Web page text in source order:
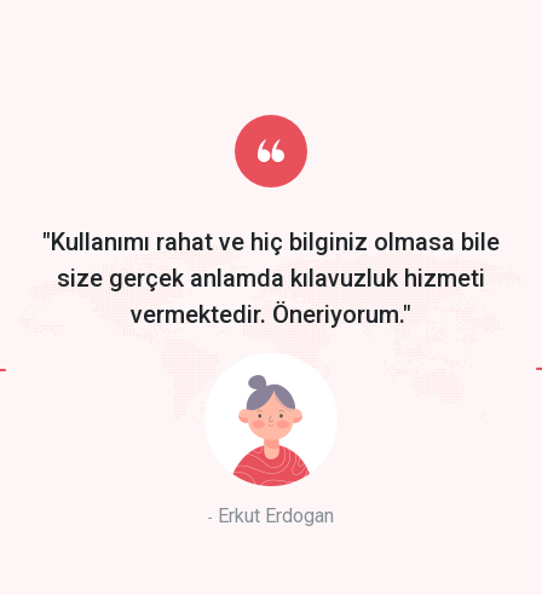
Start by trying our service for 30 days free trial no credit card
required.
"Kullanımı rahat ve hiç bilginiz olmasa bile
size gerçek anlamda kılavuzluk hizmeti
vermektedir. Öneriyorum."
Erkut Erdogan